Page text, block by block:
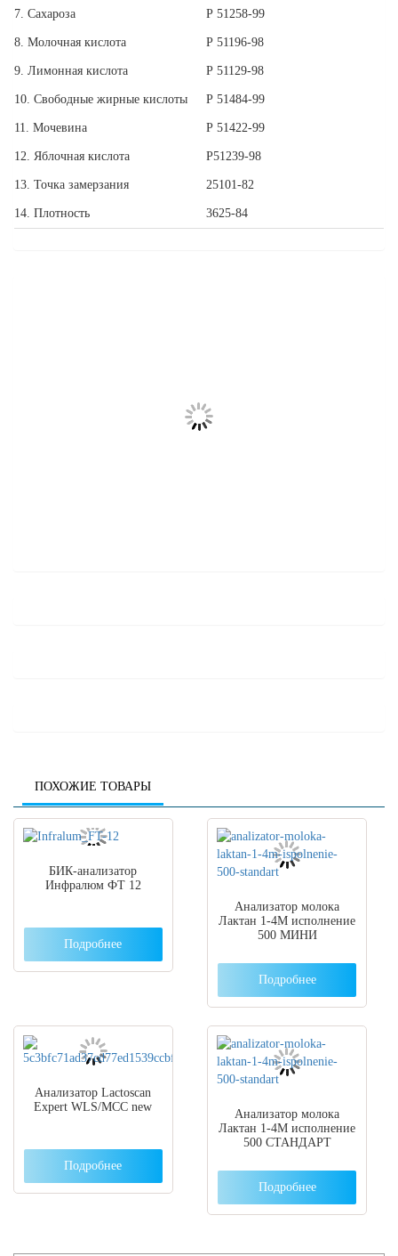
7. Сахароза Р 51258-99
8. Молочная кислота Р 51196-98
9. Лимонная кислота Р 51129-98
10. Свободные жирные кислоты Р 51484-99
11. Мочевина Р 51422-99
12. Яблочная кислота Р51239-98
13. Точка замерзания 25101-82
14. Плотность 3625-84
ПОХОЖИЕ ТОВАРЫ
БИК-анализатор
Инфралюм ФТ 12
Подробнее
Анализатор молока
Лактан 1-4М исполнение
500 МИНИ
Подробнее
Анализатор Lactoscan
Expert WLS/MCC new
Подробнее
Анализатор молока
Лактан 1-4М исполнение
500 СТАНДАРТ
Подробнее